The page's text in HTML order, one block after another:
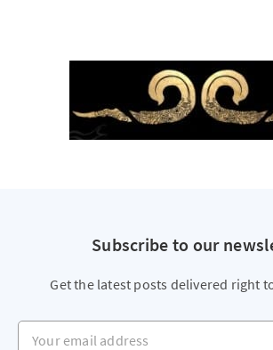
Subscribe to our
Get the latest posts delivered right
Your email address